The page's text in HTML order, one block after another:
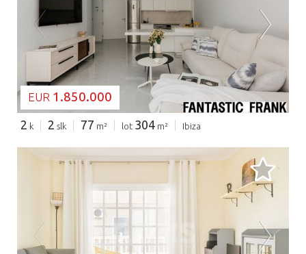
BEZIG MET LADEN...
EUR 1.850.000
2 k 2 slk 77 m² lot 304 m² Ibiza
BEZIG MET LADEN...